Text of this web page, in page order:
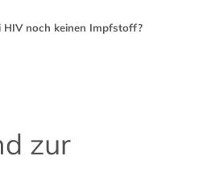
HIV noch keinen Impfstoff?
zur